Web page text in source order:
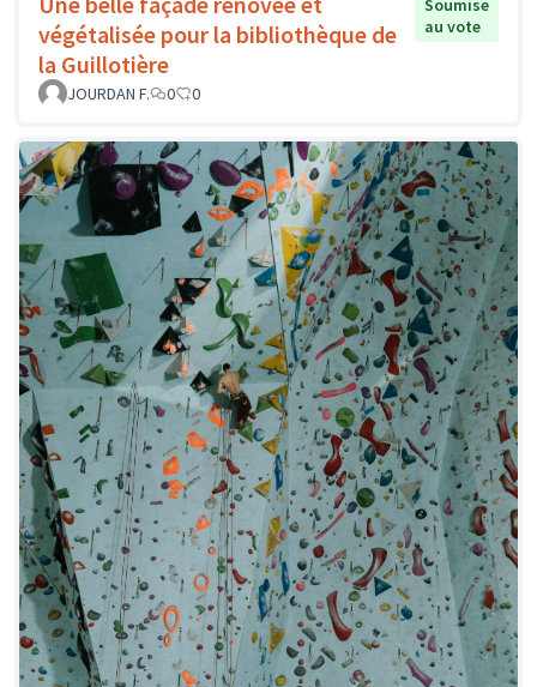
végétalisée pour la bibliothèque de
la Guillotière
Soumise
au vote
JOURDAN F. 0 0